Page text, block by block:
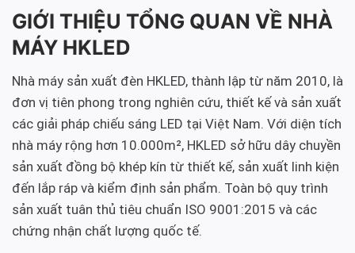
GIỚI THIỆU TỔNG QUAN VỀ NHÀ
MÁY HKLED
Nhà máy sản xuất đèn HKLED, thành lập từ năm 2010, là
đơn vị tiên phong trong nghiên cứu, thiết kế và sản xuất
các giải pháp chiếu sáng LED tại Việt Nam. Với diện tích
nhà máy rộng hơn 10.000m², HKLED sở hữu dây chuyền
sản xuất đồng bộ khép kín từ thiết kế, sản xuất linh kiện
đến lắp ráp và kiểm định sản phẩm. Toàn bộ quy trình
sản xuất tuân thủ tiêu chuẩn ISO 9001:2015 và các
chứng nhận chất lượng quốc tế.